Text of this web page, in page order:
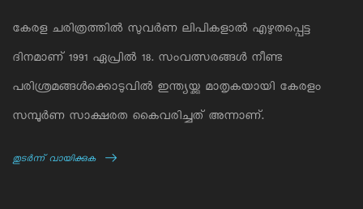
കേരള ചരിത്രത്തില്‍ സുവര്‍ണ ലിപികളാല്‍ എഴുതപ്പെട്ട
ദിനമാണ് 1991 ഏപ്രില്‍ 18. സംവത്സരങ്ങള്‍ നീണ്ട
പരിശ്രമങ്ങള്‍ക്കൊടുവില്‍ ഇന്ത്യയ്ക്കു മാതൃകയായി കേരളം
സമ്പൂര്‍ണ സാക്ഷരത കൈവരിച്ചത് അന്നാണ്.
തുടര്‍ന്ന് വായിക്കുക